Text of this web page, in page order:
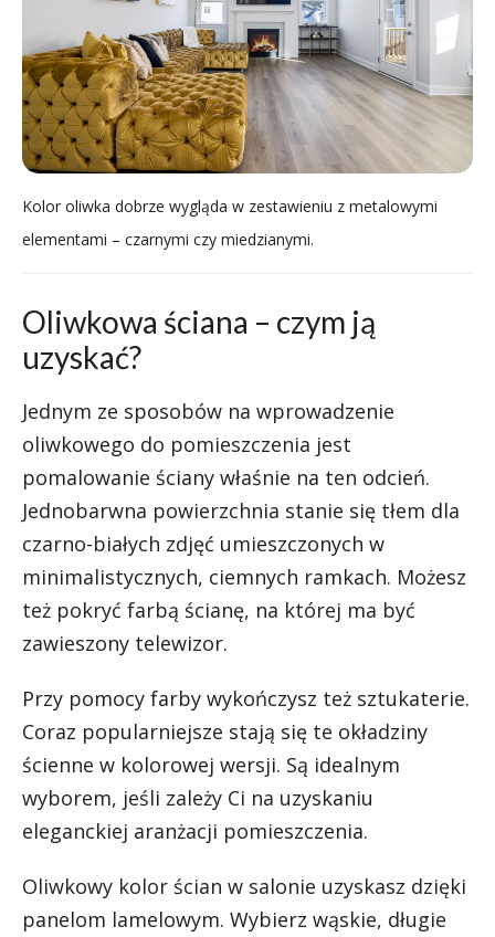
Kolor oliwka dobrze wygląda w zestawieniu z metalowymi
elementami – czarnymi czy miedzianymi.
Oliwkowa ściana – czym ją
uzyskać?
Jednym ze sposobów na wprowadzenie
oliwkowego do pomieszczenia jest
pomalowanie ściany właśnie na ten odcień.
Jednobarwna powierzchnia stanie się tłem dla
czarno-białych zdjęć umieszczonych w
minimalistycznych, ciemnych ramkach. Możesz
też pokryć farbą ścianę, na której ma być
zawieszony telewizor.
Przy pomocy farby wykończysz też sztukaterie.
Coraz popularniejsze stają się te okładziny
ścienne w kolorowej wersji. Są idealnym
wyborem, jeśli zależy Ci na uzyskaniu
eleganckiej aranżacji pomieszczenia.
Oliwkowy kolor ścian w salonie uzyskasz dzięki
panelom lamelowym. Wybierz wąskie, długie